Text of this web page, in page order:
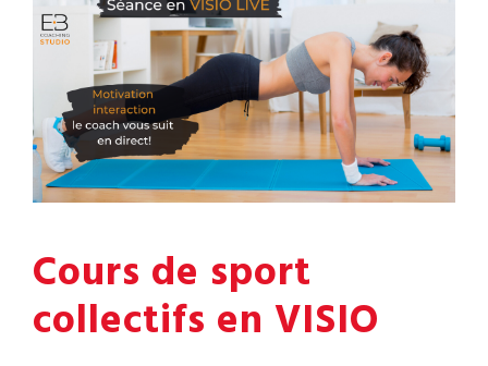
Cours de sport
collectifs en VISIO